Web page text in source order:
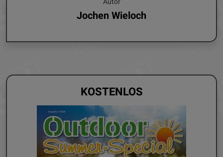
Jochen Wieloch
KOSTENLOS